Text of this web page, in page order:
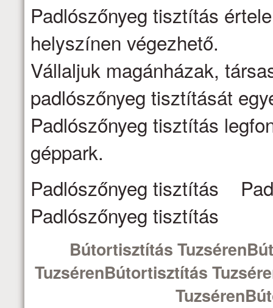
Padlószőnyeg tisztítás
helyszínen végezhető.
Vállaljuk magánházak,
padlószőnyeg tisztítását
Padlószőnyeg tisztítás
géppark.
Padlószőnyeg tisztítás
Padlószőnyeg tisztítás
Bútortisztítás
TuzsérenBútortisztítás